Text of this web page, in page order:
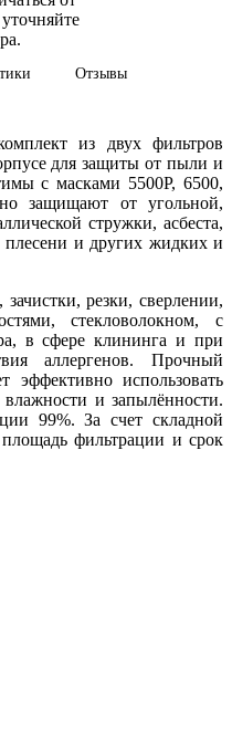
Отзывы
из двух фильтров
для защиты от пыли и
с масками 5500P, 6500,
защищают от угольной,
стружки, асбеста,
плесени и других жидких и
резки, сверлении,
стекловолокном, с
в сфере клининга и при
аллергенов. Прочный
эффективно использовать
и запылённости.
99%. За счет складной
фильтрации и срок